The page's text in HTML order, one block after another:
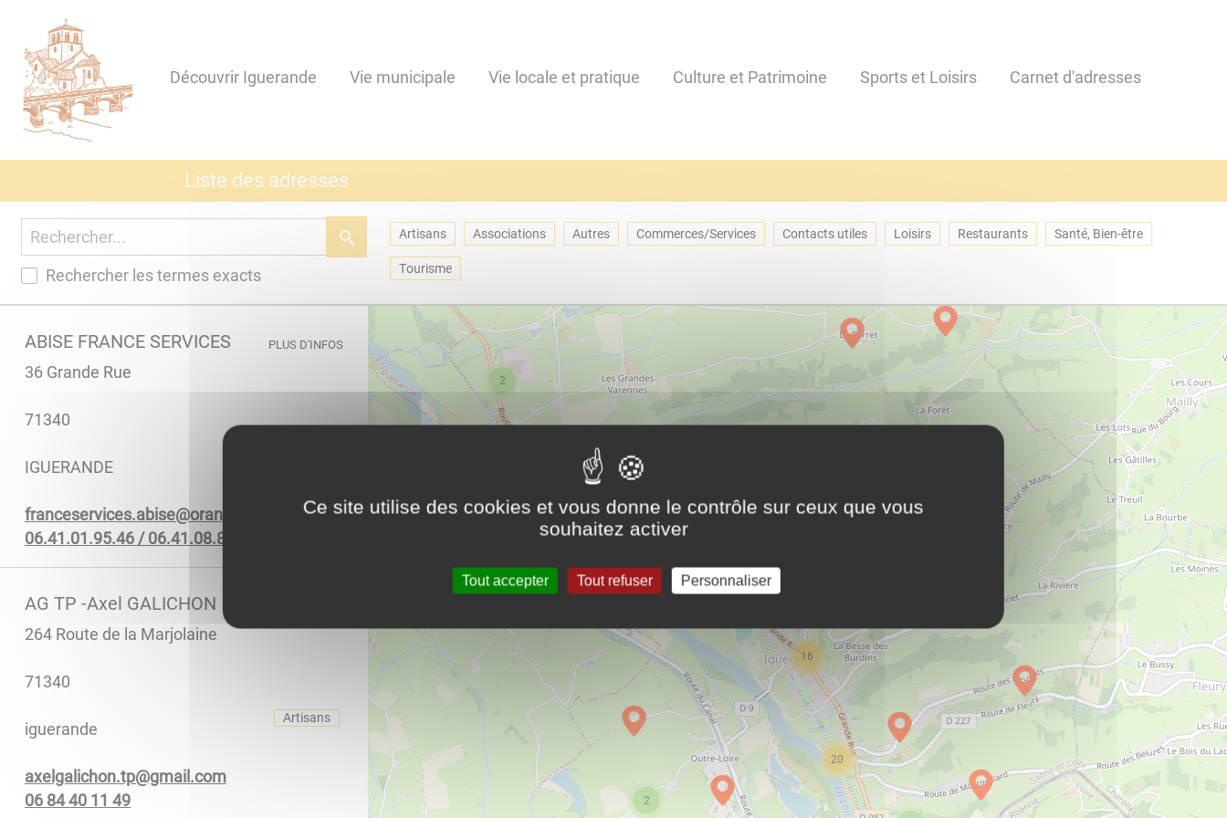
d'accès
rapide
menu
d'accès
rapide
contenu
principal
d'accès
rapide
recherche
d'accès
rapide
pied
Découvrir Iguerande Vie municipale Vie locale et pratique Culture et Patrimoine Sports et Loisirs Carnet d'adresses
Liste des adresses
Rechercher les termes exacts
Artisans Associations Autres Commerces/Services Contacts utiles Loisirs Restaurants Santé, Bien-être
Tourisme
ABISE FRANCE SERVICES PLUS D'INFOS
36 Grande Rue
71340
IGUERANDE
rf.egnaro@esiba.secivresecnarf
26.08.80.14.60 / 64.59.10.14.60
AG TP -Axel GALICHON
264 Route de la Marjolaine
71340
iguerande
moc.liamg@pt.nohcilaglexa
94 11 04 48 60
Artisans
2
2
16
20
Ce site utilise des cookies et vous donne le contrôle sur ceux que vous
souhaitez activer
Tout accepter Tout refuser Personnaliser